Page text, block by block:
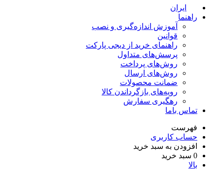
ایران
راهنما
آموزش اندازه‌گیری و نصب
قوانین
راهنمای خرید از دیجی پارکت
پرسش‌های متداول
روش‌های پرداخت
روش‌های ارسال
ضمانت محصولات
رویه‌های بازگرداندن کالا
رهگیری سفارش
تماس باما
فهرست
حساب کاربری
افزودن به سبد خرید
سبد خرید
بالا